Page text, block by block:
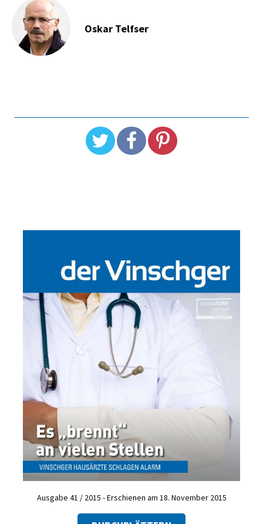
Oskar Telfser
Ausgabe 41 / 2015 - Erschienen am 18. November 2015